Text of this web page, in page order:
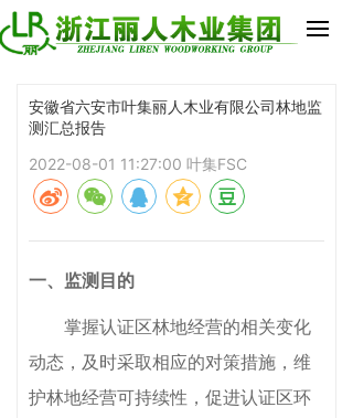
安徽省六安市叶集丽人木业有限公司林地监
测汇总报告
2022-08-01 11:27:00 叶集FSC
一、监测目的
掌握认证区林地经营的相关变化
动态，及时采取相应的对策措施，维
护林地经营可持续性，促进认证区环